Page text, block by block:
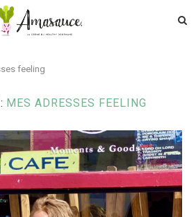
feeling
MES ADRESSES FEELING